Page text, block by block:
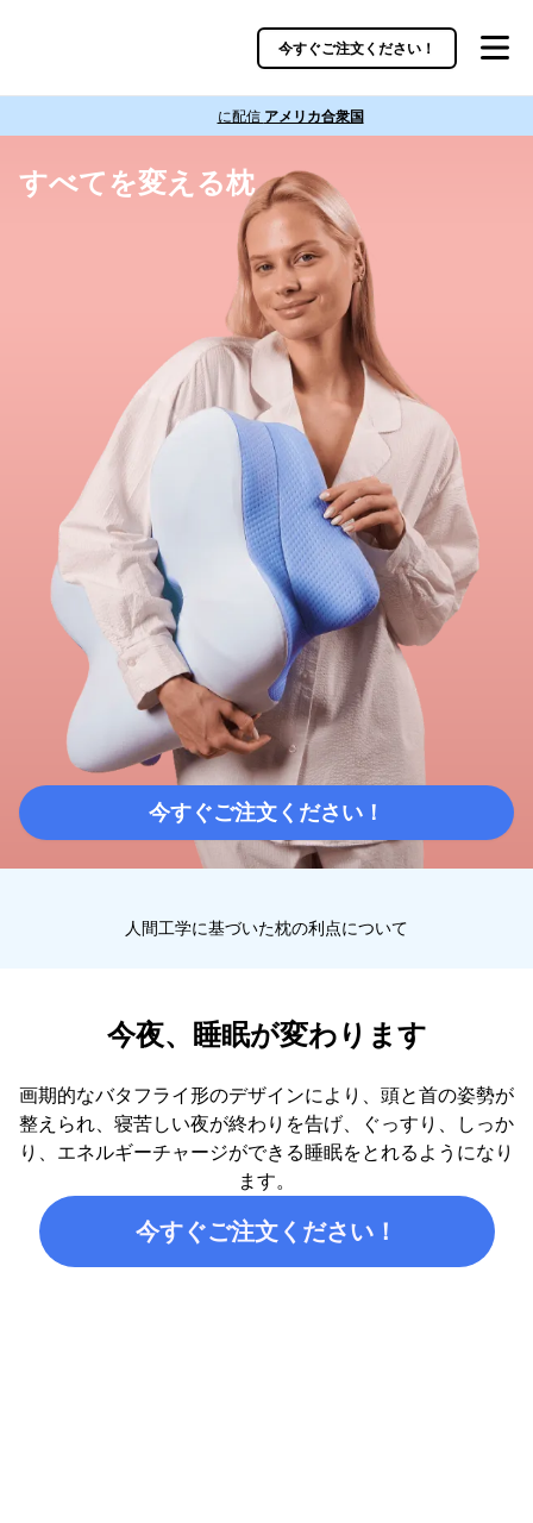
今すぐご注文ください！
に配信 アメリカ合衆国
すべてを変える枕
今すぐご注文ください！
人間工学に基づいた枕の利点について
今夜、睡眠が変わります
画期的なバタフライ形のデザインにより、頭と首の姿勢が
整えられ、寝苦しい夜が終わりを告げ、ぐっすり、しっか
り、エネルギーチャージができる睡眠をとれるようになり
ます。
今すぐご注文ください！